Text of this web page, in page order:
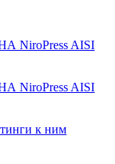
NiroPress AISI
NiroPress AISI
к ним